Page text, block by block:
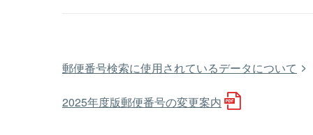
郵便番号検索に使用されているデータについて
2025年度版郵便番号の変更案内